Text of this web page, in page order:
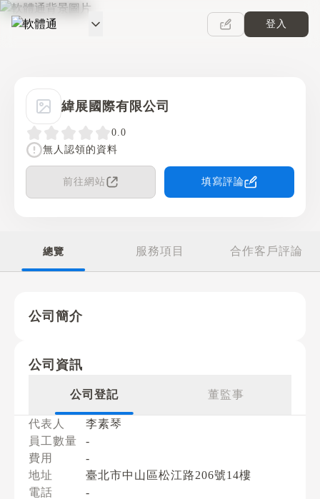
軟體通
登入
緯展國際有限公司
0.0
無人認領的資料
前往網站 填寫評論
總覽 服務項目 合作客戶評論
公司簡介
公司資訊
公司登記 董監事
代表人
李素琴
員工數量
-
費用
-
地址
臺北市中山區松江路206號14樓
電話
-